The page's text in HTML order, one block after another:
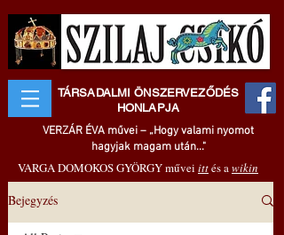
TÁRSADALMI ÖNSZERVEZŐDÉS
HONLAPJA
VERZÁR ÉVA művei – „Hogy valami nyomot
hagyjak magam után..."
VARGA DOMOKOS GYÖRGY művei ittés awikin
Bejegyzés